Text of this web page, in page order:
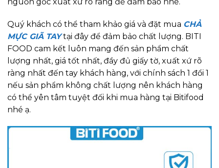
Quý khách có thể tham khảo giá và đặt mua CHẢ
MỰC GIÃ TAYtại đây để đảm bảo chất lượng. BITI
FOOD cam kết luôn mang đến sản phẩm chất
lượng nhất, giá tốt nhất, đầy đủ giấy tờ, xuất xứ rõ
ràng nhất đến tay khách hàng, với chính sách 1 đổi 1
nếu sản phẩm không chất lượng nên khách hàng
có thể yên tâm tuyệt đối khi mua hàng tại Bitifood
nhé ạ.